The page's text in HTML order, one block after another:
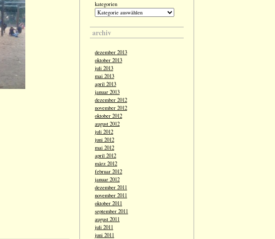
kategorien
archiv
dezember 2013
oktober 2013
juli 2013
mai 2013
april 2013
januar 2013
dezember 2012
november 2012
oktober 2012
august 2012
juli 2012
juni 2012
mai 2012
april 2012
märz 2012
februar 2012
januar 2012
dezember 2011
november 2011
oktober 2011
september 2011
august 2011
juli 2011
juni 2011